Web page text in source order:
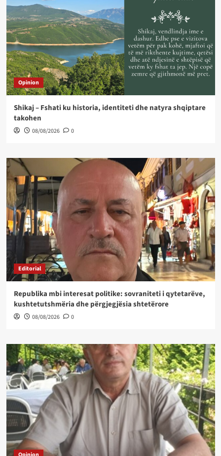
Opinion
Shikaj – Fshati ku historia, identiteti dhe natyra shqiptare
takohen
08/08/2026 0
Editorial
Republika mbi interesat politike: sovraniteti i qytetarëve,
kushtetutshmëria dhe përgjegjësia shtetërore
08/08/2026 0